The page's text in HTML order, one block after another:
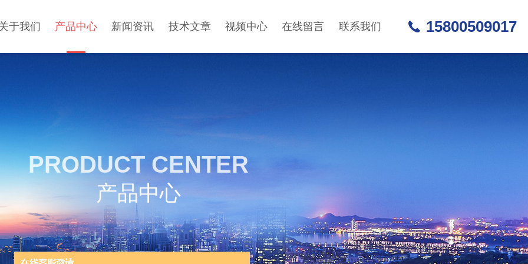
于我们 产品中心 新闻资讯 技术文章 视频中心 在线留言 联系我们 15800509017
PRODUCT CENTER
产品中心